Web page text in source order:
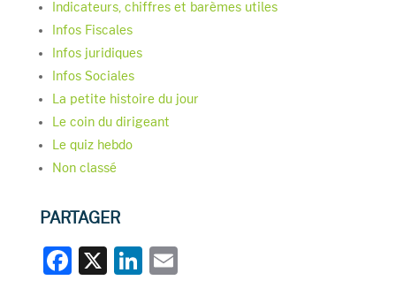
Indicateurs, chiffres et barèmes utiles
Infos Fiscales
Infos juridiques
Infos Sociales
La petite histoire du jour
Le coin du dirigeant
Le quiz hebdo
Non classé
PARTAGER
F X Li E